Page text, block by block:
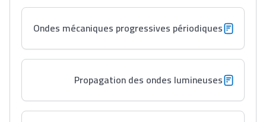
Ondes mécaniques progressives périodiques
Propagation des ondes lumineuses